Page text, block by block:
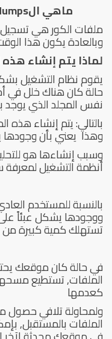
ماهي الcore dumps؟
ملفات الكور هي
وبالعادة يكون هذا
لماذا يتم إنشاء
يقوم نظام التشغيل
حالة كان هناك خلل في
نفس المجلد الذي يوجد
بالتالي: يتم إنشاء
وهذا يعني بأن
وسبب إنشاءها هو
أنظمة التشغيل
بالنسبة للمستخدم
ووجودها يشكل عبئاً
تستهلك كمية كبيرة
في حالة كان موقعك
الملفات, تستطيع
كعدمها
ولمحاولة تلافي حصول
الملفات بالمستقبل,